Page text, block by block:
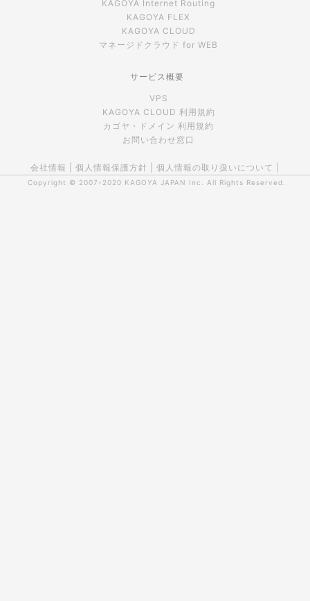
KAGOYA Internet Routing
KAGOYA FLEX
KAGOYA CLOUD
マネージドクラウド for WEB
サービス概要
VPS
KAGOYA CLOUD 利用規約
カゴヤ・ドメイン 利用規約
お問い合わせ窓口
会社情報 個人情報保護方針 個人情報の取り扱いについて
Copyright © 2007-2020 KAGOYA JAPAN Inc. All Rights Reserved.